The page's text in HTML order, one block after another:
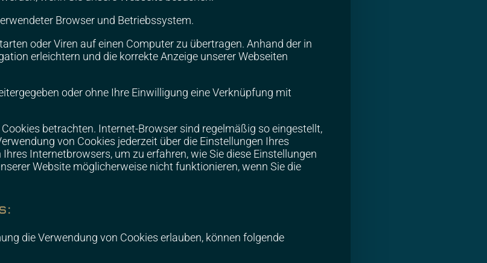
Browser und Betriebssystem.
oder Viren auf einen Computer zu übertragen. Anhand der in
erleichtern und die korrekte Anzeige unserer Webseiten
oder ohne Ihre Einwilligung eine Verknüpfung mit
betrachten. Internet-Browser sind regelmäßig so eingestellt,
von Cookies jederzeit über die Einstellungen Ihres
Internetbrowsers, um zu erfahren, wie Sie diese Einstellungen
Website möglicherweise nicht funktionieren, wenn Sie die
die Verwendung von Cookies erlauben, können folgende